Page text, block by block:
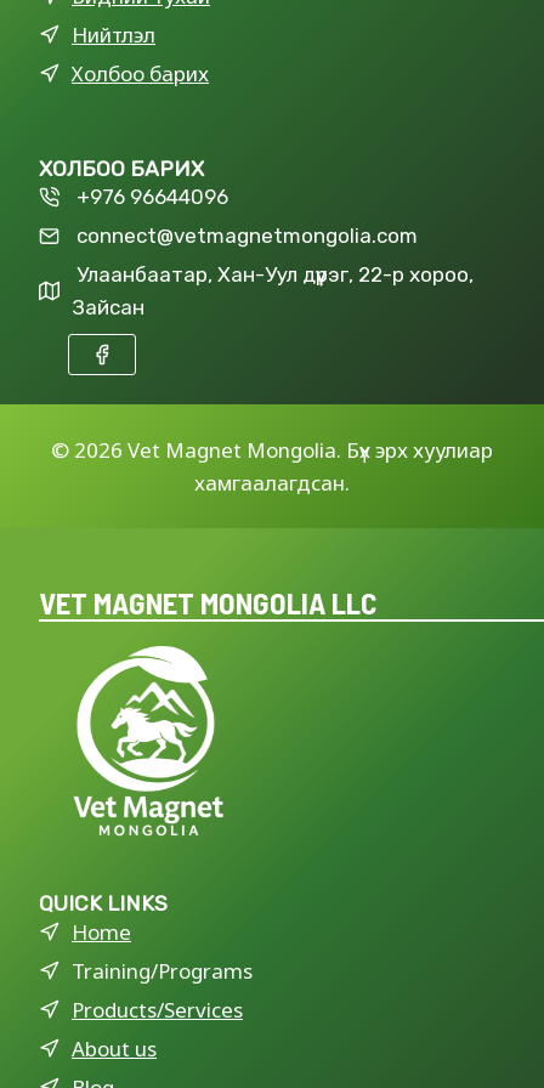
Нийтлэл
Холбоо барих
ХОЛБОО БАРИХ
+976 96644096
connect@vetmagnetmongolia.com
Улаанбаатар, Хан-Уул дүүрэг, 22-р хороо,
Зайсан
© 2026 Vet Magnet Mongolia. Бүх эрх хуулиар
хамгаалагдсан.
VET MAGNET MONGOLIA LLC
QUICK LINKS
Home
Training/Programs
Products/Services
About us